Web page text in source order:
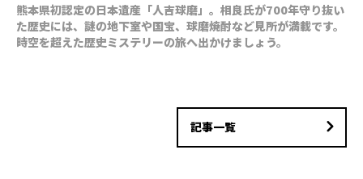
熊本県初認定の日本遺産「人吉球磨」。相良氏が700年守り抜い
た歴史には、謎の地下室や国宝、球磨焼酎など見所が満載です。
時空を超えた歴史ミステリーの旅へ出かけましょう。
記事一覧